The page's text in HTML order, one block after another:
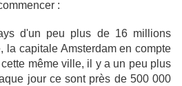
:
d'un peu plus de 16 millions
la capitale Amsterdam en compte
même ville, il y a un peu plus
jour ce sont près de 500 000